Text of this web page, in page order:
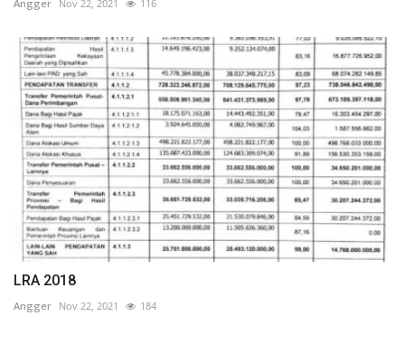
Angger Nov 22, 2021 116
LRA 2018
Angger Nov 22, 2021 184